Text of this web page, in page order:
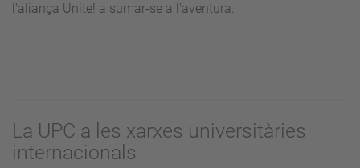
l'aliança Unite! a sumar-se a l'aventura.
La UPC a les xarxes universitàries
internacionals